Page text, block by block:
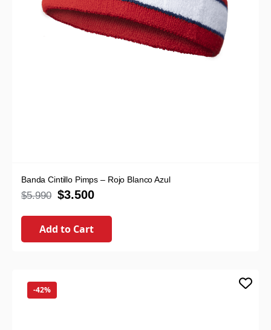
Banda Cintillo Pimps – Rojo Blanco Azul
$5.990 $3.500
Add to Cart
-42%